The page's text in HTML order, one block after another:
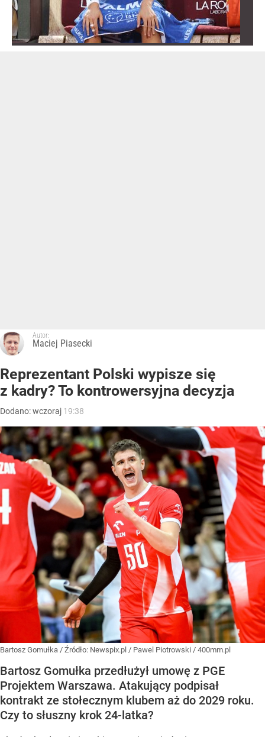
Autor:
Maciej Piasecki
Reprezentant Polski wypisze się
z kadry? To kontrowersyjna decyzja
Dodano:wczoraj 19:38
Bartosz Gomułka / Źródło: Newspix.pl / Pawel Piotrowski / 400mm.pl
Bartosz Gomułka przedłużył umowę z PGE
Projektem Warszawa. Atakujący podpisał
kontrakt ze stołecznym klubem aż do 2029 roku.
Czy to słuszny krok 24-latka?